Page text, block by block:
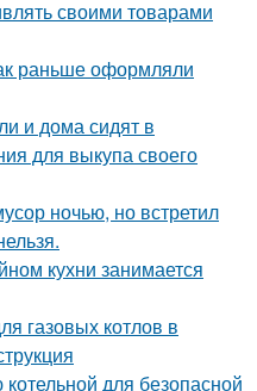
своими товарами
раньше оформляли
и дома сидят в
для выкупа своего
ночью, но встретил
кухни занимается
газовых котлов в
для безопасной